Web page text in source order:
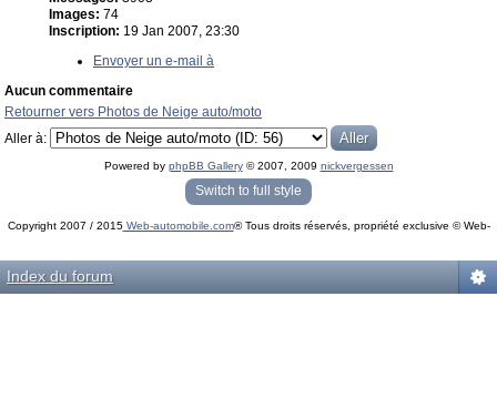
Images: 74
Inscription: 19 Jan 2007, 23:30
Envoyer un e-mail à
Aucun commentaire
Retourner vers Photos de Neige auto/moto
Aller à:
Powered by phpBB Gallery© 2007, 2009 nickvergessen
« phpBB Gallery » - Traduction française par
darky
Switch to full style
Copyright 2007 / 2015Web-automobile.com® Tous droits réservés, propriété exclusive © Web-
Index du forum